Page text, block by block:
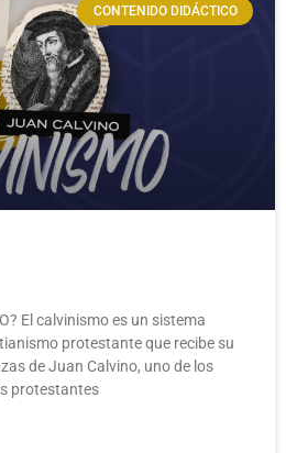
CONTENIDO DIDÁCTICO
El calvinismo es un sistema
protestante que recibe su
de Juan Calvino, uno de los
protestantes